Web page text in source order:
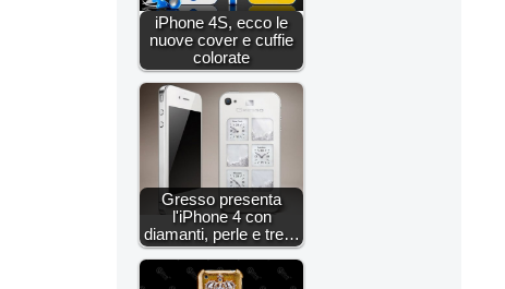
iPhone 4S, ecco le
nuove cover e cuffie
colorate
Gresso presenta
l'iPhone 4 con
diamanti, perle e tre…